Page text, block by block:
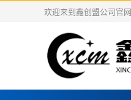
欢迎来到鑫创盟公司官